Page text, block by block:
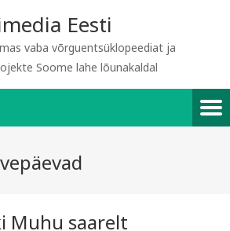
Eesti
vaba võrguentsüklopeediat ja
Soome lahe lõunakaldal
Muhu saarelt